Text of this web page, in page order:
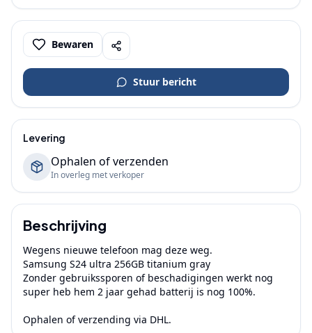
Bewaren
Stuur bericht
Levering
Ophalen of verzenden
In overleg met verkoper
Beschrijving
Wegens nieuwe telefoon mag deze weg.
Samsung S24 ultra 256GB titanium gray
Zonder gebruikssporen of beschadigingen werkt nog
super heb hem 2 jaar gehad batterij is nog 100%.
Ophalen of verzending via DHL.